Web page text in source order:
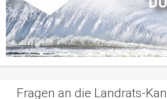
Fragen an die Landrats-